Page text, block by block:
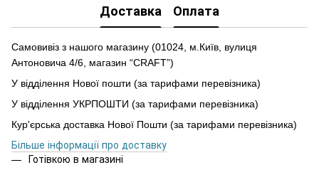
Доставка Оплата
Самовивіз з нашого магазину (01024, м.Київ, вулиця
Антоновича 4/6, магазин “CRAFT”)
У відділення Нової пошти (за тарифами перевізника)
У відділення УКРПОШТИ (за тарифами перевізника)
Кур'єрська доставка Нової Пошти (за тарифами перевізника)
Більше інформації про доставку
Готівкою в магазині